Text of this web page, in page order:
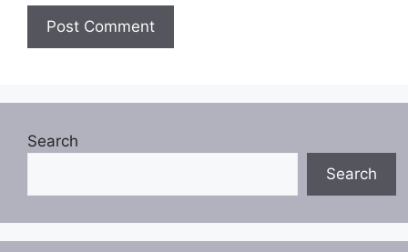
Search
Search